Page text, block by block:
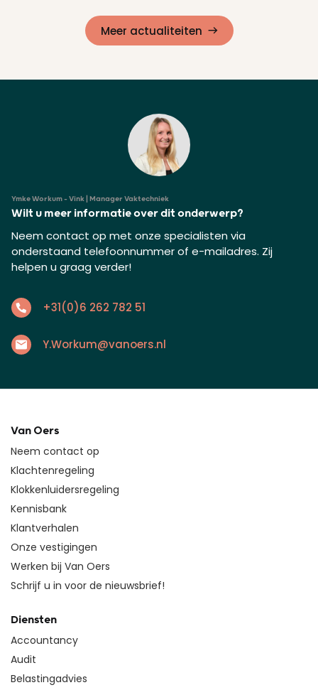
Meer actualiteiten
Ymke Workum - Vink | Manager Vaktechniek
Wilt u meer informatie over dit onderwerp?
Neem contact op met onze specialisten via
onderstaand telefoonnummer of e-mailadres. Zij
helpen u graag verder!
+31(0)6 262 782 51
Y.Workum@vanoers.nl
Van Oers
Neem contact op
Klachtenregeling
Klokkenluidersregeling
Kennisbank
Klantverhalen
Onze vestigingen
Werken bij Van Oers
Schrijf u in voor de nieuwsbrief!
Diensten
Accountancy
Audit
Belastingadvies